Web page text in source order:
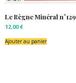
Le Règne Minéral n°129
12,00€
Ajouter au panier